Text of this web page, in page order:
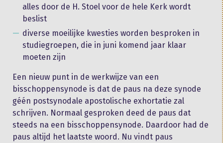
alles door de H. Stoel voor de hele Kerk wordt
beslist
diverse moeilijke kwesties worden besproken in
studiegroepen, die in juni komend jaar klaar
moeten zijn
Een nieuw punt in de werkwijze van een
bisschoppensynode is dat de paus na deze synode
géén postsynodale apostolische exhortatie zal
schrijven. Normaal gesproken deed de paus dat
steeds na een bisschoppensynode. Daardoor had de
paus altijd het laatste woord. Nu vindt paus